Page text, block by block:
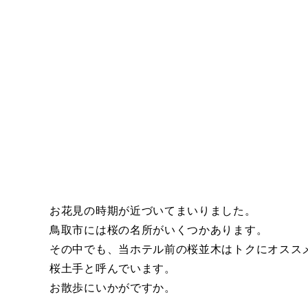
お花見の時期が近づいてまいりました。
鳥取市には桜の名所がいくつかあります。
その中でも、当ホテル前の桜並木はトクにオスス
桜土手と呼んでいます。
お散歩にいかがですか。